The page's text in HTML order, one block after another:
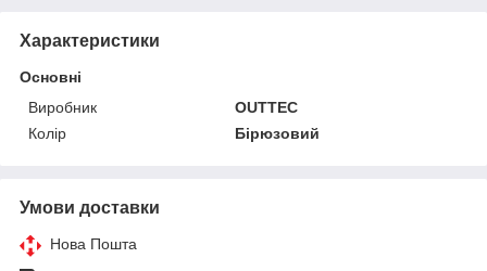
Характеристики
Основні
Виробник
OUTTEC
Колір
Бірюзовий
Умови доставки
Нова Пошта